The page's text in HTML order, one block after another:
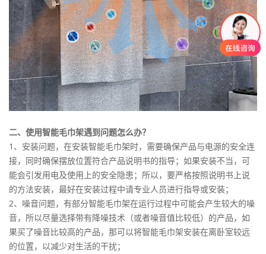
二、使用智能毛巾架遇到问题怎么办？
1、安装问题，在安装智能毛巾架时，需要确保产品与电源的安全连
接，同时确保摆放位置符合产品说明书的指导；如果安装不当，可
能会引发用电及使用上的安全隐患；所以，要严格按照说明书上说
的方法安装，最好在安装过程中请专业人员进行指导或安装；
2、噪音问题，有部分智能毛巾架在运行过程中可能会产生较大的噪
音，所以尽量选择带有降噪技术（或者噪音值比较低）的产品，如
果买了噪音比较高的产品，那可以将智能毛巾架安装在离卧室较远
的位置，以减少对生活的干扰；